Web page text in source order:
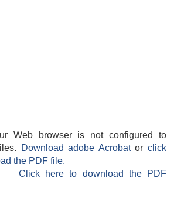
Web browser is not configured to
Download adobe Acrobatorclick
the PDF file.
Click here to download the PDF